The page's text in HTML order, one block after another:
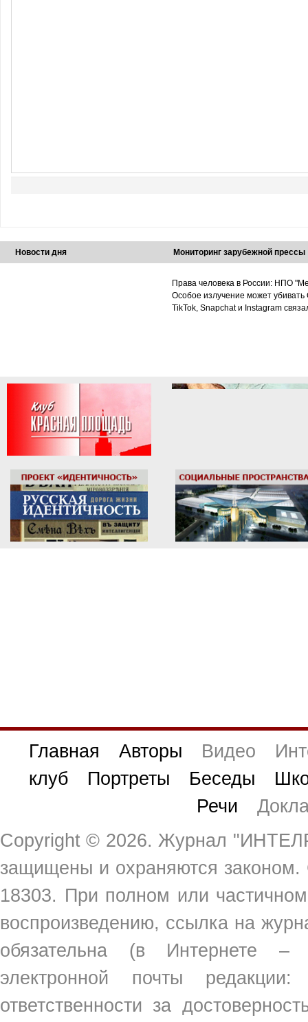
Новости дня Мониторинг зарубежной прессы
Права человека в России: НПО
Особое излучение может
TikTok, Snapchat и Instagram
Главная Авторы Видео
клуб
Портреты Беседы
Речи
Copyright © 2026. Журнал
защищены и охраняются
18303. При полном или
воспроизведению, ссылка на
обязательна (в Интернете
электронной почты
ответственности за